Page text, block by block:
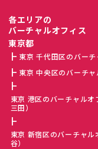
各エリアの
バーチャルオフィス
東京都
東京 千代田区のバー
東京 中央区のバーチャ
東京 港区のバーチャル
三田）
東京 新宿区のバーチャ
谷）